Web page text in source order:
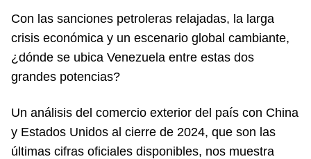
Con las sanciones petroleras relajadas, la larga
crisis económica y un escenario global cambiante,
¿dónde se ubica Venezuela entre estas dos
grandes potencias?
Un análisis del comercio exterior del país con China
y Estados Unidos al cierre de 2024, que son las
últimas cifras oficiales disponibles, nos muestra